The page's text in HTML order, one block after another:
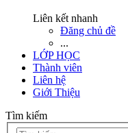
Liên kết nhanh
Đăng chủ đề
...
LỚP HỌC
Thành viên
Liên hệ
Giới Thiệu
Tìm kiếm